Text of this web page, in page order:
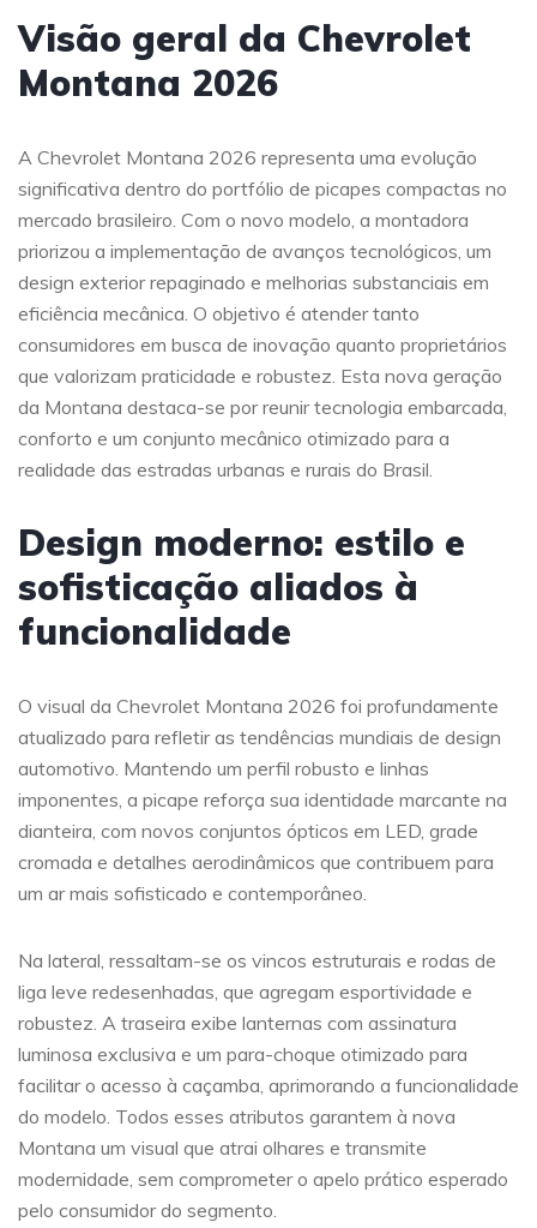
Visão geral da Chevrolet
Montana 2026
A Chevrolet Montana 2026 representa uma evolução
significativa dentro do portfólio de picapes compactas no
mercado brasileiro. Com o novo modelo, a montadora
priorizou a implementação de avanços tecnológicos, um
design exterior repaginado e melhorias substanciais em
eficiência mecânica. O objetivo é atender tanto
consumidores em busca de inovação quanto proprietários
que valorizam praticidade e robustez. Esta nova geração
da Montana destaca-se por reunir tecnologia embarcada,
conforto e um conjunto mecânico otimizado para a
realidade das estradas urbanas e rurais do Brasil.
Design moderno: estilo e
sofisticação aliados à
funcionalidade
O visual da Chevrolet Montana 2026 foi profundamente
atualizado para refletir as tendências mundiais de design
automotivo. Mantendo um perfil robusto e linhas
imponentes, a picape reforça sua identidade marcante na
dianteira, com novos conjuntos ópticos em LED, grade
cromada e detalhes aerodinâmicos que contribuem para
um ar mais sofisticado e contemporâneo.
Na lateral, ressaltam-se os vincos estruturais e rodas de
liga leve redesenhadas, que agregam esportividade e
robustez. A traseira exibe lanternas com assinatura
luminosa exclusiva e um para-choque otimizado para
facilitar o acesso à caçamba, aprimorando a funcionalidade
do modelo. Todos esses atributos garantem à nova
Montana um visual que atrai olhares e transmite
modernidade, sem comprometer o apelo prático esperado
pelo consumidor do segmento.